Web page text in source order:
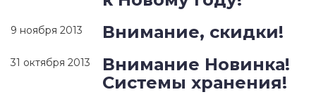
9 ноября 2013 Внимание, скидки!
31 октября 2013
Внимание Новинка!
Системы хранения!